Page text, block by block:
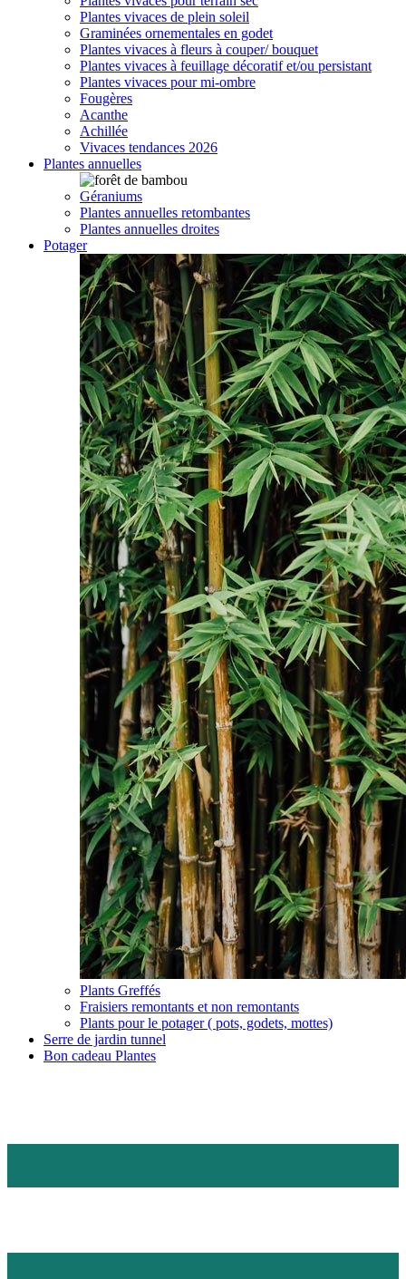
Plantes vivaces de plein soleil
Graminées ornementales en godet
Plantes vivaces à fleurs à couper/ bouquet
Plantes vivaces à feuillage décoratif et/ou persistant
Plantes vivaces pour mi-ombre
Fougères
Acanthe
Achillée
Vivaces tendances 2026
Plantes annuelles
Géraniums
Plantes annuelles retombantes
Plantes annuelles droites
Potager
Plants Greffés
Fraisiers remontants et non remontants
Plants pour le potager ( pots, godets, mottes)
Serre de jardin tunnel
Bon cadeau Plantes